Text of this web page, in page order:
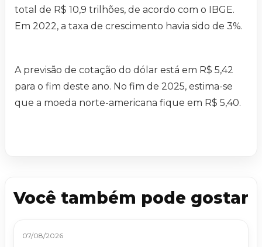
total de R$ 10,9 trilhões, de acordo com o IBGE.
Em 2022, a taxa de crescimento havia sido de 3%.
A previsão de cotação do dólar está em R$ 5,42
para o fim deste ano. No fim de 2025, estima-se
que a moeda norte-americana fique em R$ 5,40.
Você também pode gostar
07/08/2026